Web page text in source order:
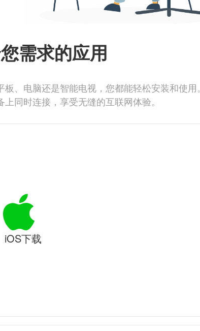
需求的应用
、电脑还是智能电视，您都能轻松安装和使用。
同时连接，享受无缝的互联网体验。
iOS下载